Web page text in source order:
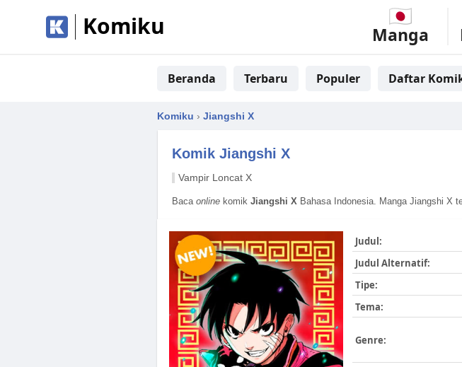
Komiku Manga
Beranda Terbaru Populer Daftar
Komiku › Jiangshi X
Komik Jiangshi X
Vampir Loncat X
Baca onlinekomik Jiangshi XBahasa Indonesia. Manga Jiangshi X
Judul:
Judul Alternatif:
Tipe:
Tema:
Genre: